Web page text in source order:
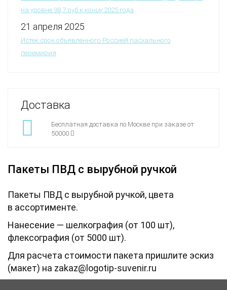
на уровне 98,7 руб к концу 2025 года
21 апреля 2025
Истек срок объявленного Россией пасхального
перемирия
Доставка
Бесплатная доставка по Москве при заказе от
50000
Пакеты ПВД с вырубной ручкой
Пакеты ПВД с вырубной ручкой, цвета
в ассортименте.
Нанесение — шелкография (от 100 шт),
флексография (от 5000 шт).
Для расчета стоимости пакета пришлите эскиз
(макет) на zakaz@logotip-suvenir.ru